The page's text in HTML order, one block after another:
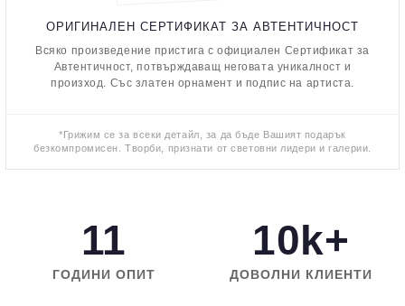
ОРИГИНАЛЕН СЕРТИФИКАТ ЗА АВТЕНТИЧНОСТ
Всяко произведение пристига с официален Сертификат за
Автентичност, потвърждаващ неговата уникалност и
произход. Със златен орнамент и подпис на артиста.
*Грижим се за всеки детайл, за да бъде Вашият подарък
безкомпромисен. Творби, признати от световни лидери и галерии.
11
ГОДИНИ ОПИТ
10k+
ДОВОЛНИ КЛИЕНТИ